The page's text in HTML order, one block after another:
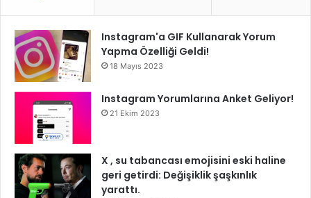
Instagram'a GIF Kullanarak Yorum
Yapma Özelliği Geldi!
18 Mayıs 2023
Instagram Yorumlarına Anket Geliyor!
21 Ekim 2023
X , su tabancası emojisini eski haline
geri getirdi: Değişiklik şaşkınlık
yarattı.